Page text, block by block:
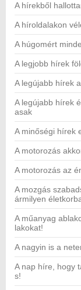
A hírekből
A híroldalakon
A húgomért
A legjobb hírek
A legújabb hírek
A legújabb hírek
asak
A minőségi hírek
A motorozás
A motorozás az
A mozgás
ármilyen
A műanyag
lakokat!
A nagyin is a
A nap híre, hogy
s!